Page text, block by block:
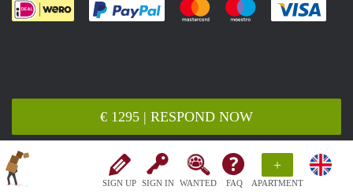
SIGN UP SIGN IN WANTED FAQ
+
APARTMENT
€ 1295 | RESPOND NOW
Pay easily with :payment method
Pay easily with :payment
Pay easily with